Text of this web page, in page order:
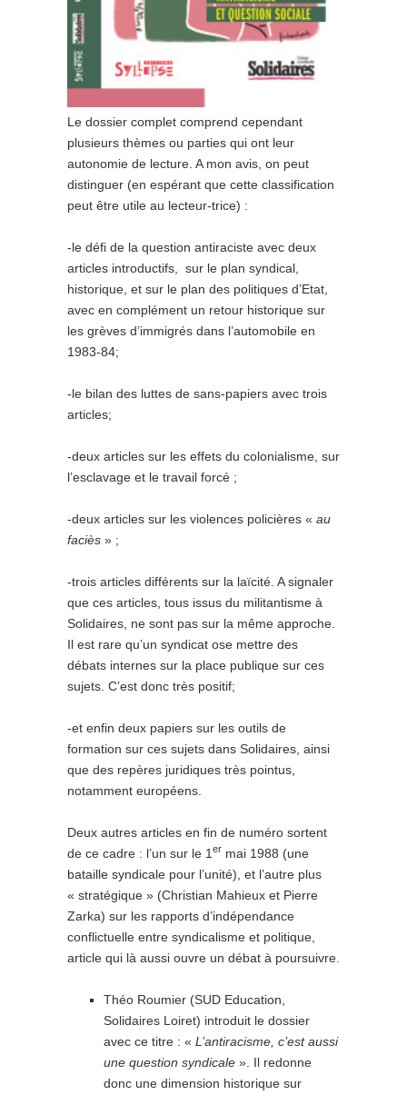
Le dossier complet comprend cependant
plusieurs thèmes ou parties qui ont leur
autonomie de lecture. A mon avis, on peut
distinguer (en espérant que cette classification
peut être utile au lecteur-trice) :
-le défi de la question antiraciste avec deux
articles introductifs, sur le plan syndical,
historique, et sur le plan des politiques d’Etat,
avec en complément un retour historique sur
les grèves d’immigrés dans l’automobile en
1983-84;
-le bilan des luttes de sans-papiers avec trois
articles;
-deux articles sur les effets du colonialisme, sur
l’esclavage et le travail forcé ;
-deux articles sur les violences policières « au
faciès » ;
-trois articles différents sur la laïcité. A signaler
que ces articles, tous issus du militantisme à
Solidaires, ne sont pas sur la même approche.
Il est rare qu’un syndicat ose mettre des
débats internes sur la place publique sur ces
sujets. C’est donc très positif;
-et enfin deux papiers sur les outils de
formation sur ces sujets dans Solidaires, ainsi
que des repères juridiques très pointus,
notamment européens.
Deux autres articles en fin de numéro sortent
de ce cadre : l’un sur le 1 er mai 1988 (une
bataille syndicale pour l’unité), et l’autre plus
« stratégique » (Christian Mahieux et Pierre
Zarka) sur les rapports d’indépendance
conflictuelle entre syndicalisme et politique,
article qui là aussi ouvre un débat à poursuivre.
Théo Roumier (SUD Education,
Solidaires Loiret) introduit le dossier
avec ce titre : « L’antiracisme, c’est aussi
une question syndicale ». Il redonne
donc une dimension historique sur